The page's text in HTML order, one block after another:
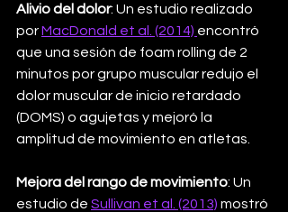
Alivio del dolor: Un estudio realizado
por MacDonald et al. (2014) encontró
que una sesión de foam rolling de 2
minutos por grupo muscular redujo el
dolor muscular de inicio retardado
(DOMS) o agujetas y mejoró la
amplitud de movimiento en atletas.
Mejora del rango de movimiento: Un
estudio de Sullivan et al. (2013) mostró